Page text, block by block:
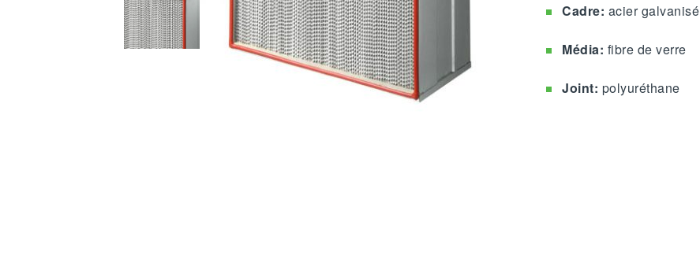
Cadre: acier galvanisé
Média: fibre de verre
Joint: polyuréthane